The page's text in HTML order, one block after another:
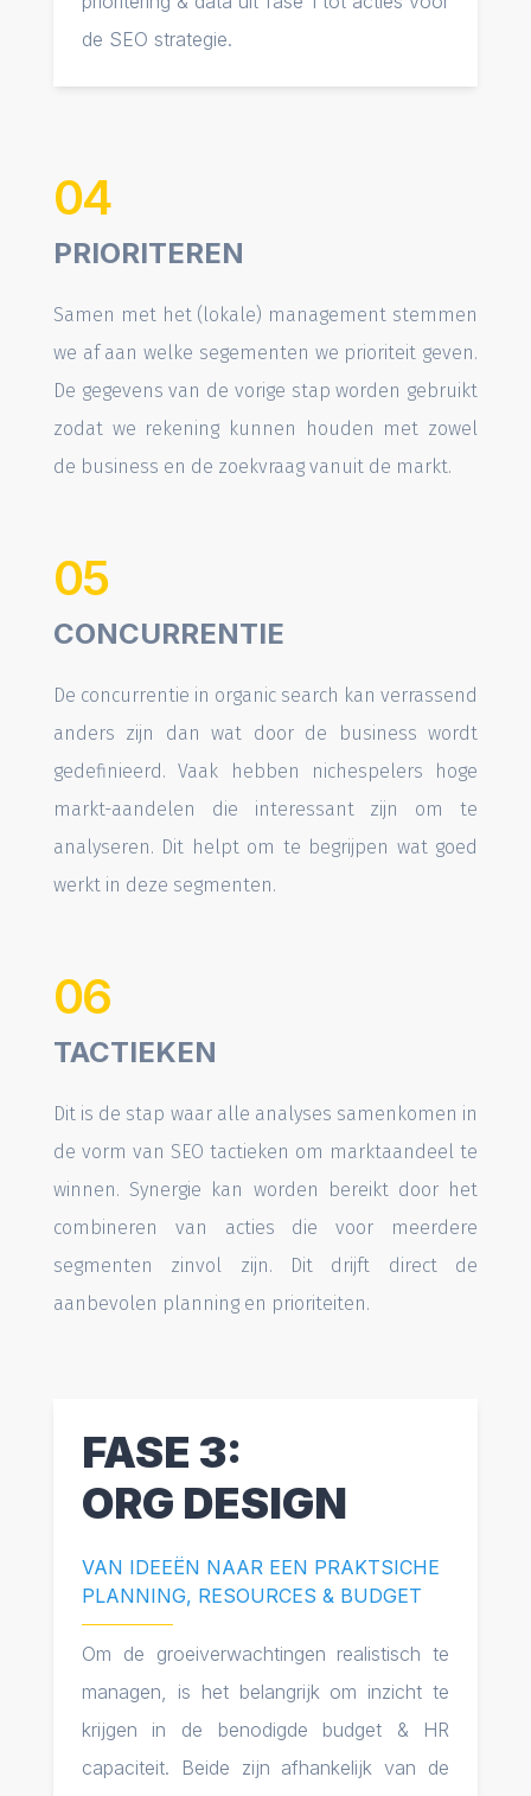
de SEO strategie.
04
PRIORITEREN
Samen met het (lokale) management stemmen
we af aan welke segementen we prioriteit geven.
De gegevens van de vorige stap worden gebruikt
zodat we rekening kunnen houden met zowel
de business en de zoekvraag vanuit de markt.
05
CONCURRENTIE
De concurrentie in organic search kan verrassend
anders zijn dan wat door de business wordt
gedefinieerd. Vaak hebben nichespelers hoge
markt-aandelen die interessant zijn om te
analyseren. Dit helpt om te begrijpen wat goed
werkt in deze segmenten.
06
TACTIEKEN
Dit is de stap waar alle analyses samenkomen in
de vorm van SEO tactieken om marktaandeel te
winnen. Synergie kan worden bereikt door het
combineren van acties die voor meerdere
segmenten zinvol zijn. Dit drijft direct de
aanbevolen planning en prioriteiten.
FASE 3:
ORG DESIGN
VAN IDEEËN NAAR EEN PRAKTSICHE
PLANNING, RESOURCES & BUDGET
Om de groeiverwachtingen realistisch te
managen, is het belangrijk om inzicht te
krijgen in de benodigde budget & HR
capaciteit. Beide zijn afhankelijk van de